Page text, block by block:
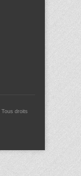
Tous droits